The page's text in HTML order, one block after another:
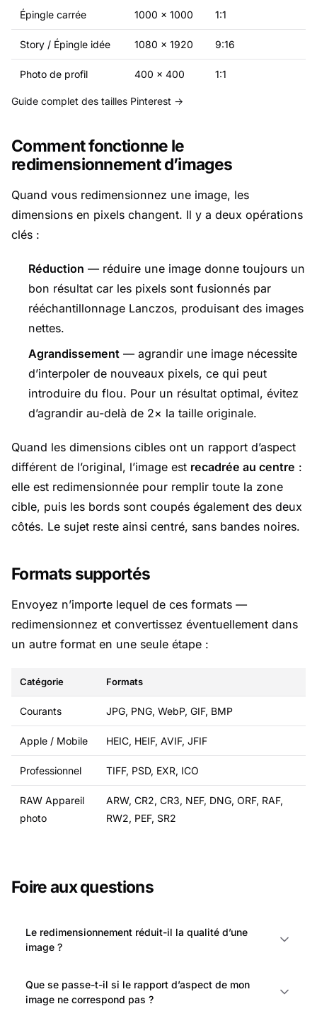
Épingle carrée 1000 × 1000 1:1
Story / Épingle idée 1080 × 1920 9:16
Photo de profil 400 × 400 1:1
Guide complet des tailles Pinterest →
Comment fonctionne le
redimensionnement d’images
Quand vous redimensionnez une image, les
dimensions en pixels changent. Il y a deux opérations
clés :
Réduction — réduire une image donne toujours un
bon résultat car les pixels sont fusionnés par
rééchantillonnage Lanczos, produisant des images
nettes.
Agrandissement — agrandir une image nécessite
d’interpoler de nouveaux pixels, ce qui peut
introduire du flou. Pour un résultat optimal, évitez
d’agrandir au-delà de 2× la taille originale.
Quand les dimensions cibles ont un rapport d’aspect
différent de l’original, l’image est recadrée au centre :
elle est redimensionnée pour remplir toute la zone
cible, puis les bords sont coupés également des deux
côtés. Le sujet reste ainsi centré, sans bandes noires.
Formats supportés
Envoyez n’importe lequel de ces formats —
redimensionnez et convertissez éventuellement dans
un autre format en une seule étape :
Catégorie Formats
Courants JPG, PNG, WebP, GIF, BMP
Apple / Mobile HEIC, HEIF, AVIF, JFIF
Professionnel TIFF, PSD, EXR, ICO
RAW Appareil
photo
ARW, CR2, CR3, NEF, DNG, ORF, RAF,
RW2, PEF, SR2
Foire aux questions
Le redimensionnement réduit-il la qualité d’une
image ?
Que se passe-t-il si le rapport d’aspect de mon
image ne correspond pas ?